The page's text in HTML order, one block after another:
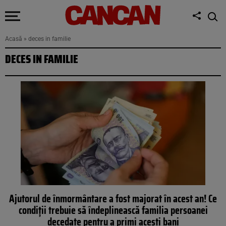
Acasă » deces in familie
DECES IN FAMILIE
Ajutorul de înmormântare a fost majorat în acest an! Ce
condiții trebuie să îndeplinească familia persoanei
decedate pentru a primi acești bani